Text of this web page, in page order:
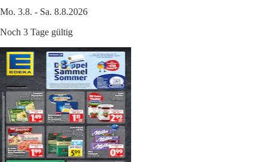
Mo. 3.8. - Sa. 8.8.2026
Noch 3 Tage gültig